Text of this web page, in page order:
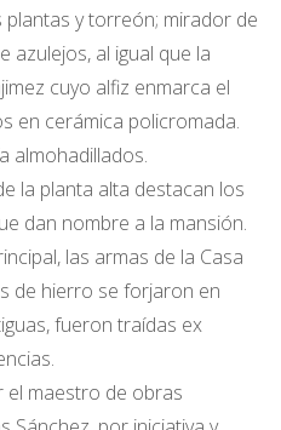
y torreón; mirador de
azulejos, al igual que la
cuyo alfiz enmarca el
en cerámica policromada.
almohadillados.
la planta alta destacan los
dan nombre a la mansión.
las armas de la Casa
de hierro se forjaron en
fueron traídas ex
el maestro de obras